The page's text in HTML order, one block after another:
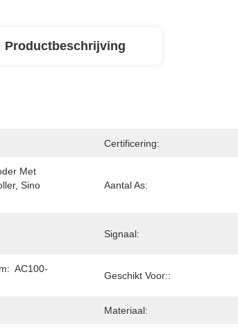
Productbeschrijving
Certificering:
Met
Sino
Aantal As:
Signaal:
AC100-
Geschikt Voor::
Materiaal: